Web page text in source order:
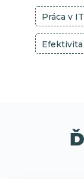
Práca v IT
Efektivita